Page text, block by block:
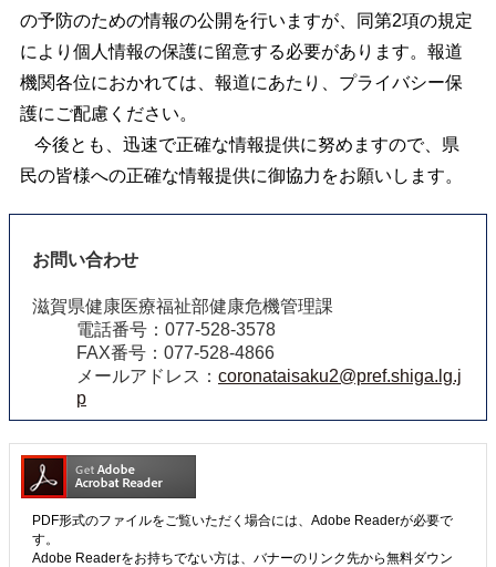
の予防のための情報の公開を行いますが、同第2項の規定
により個人情報の保護に留意する必要があります。報道
機関各位におかれては、報道にあたり、プライバシー保
護にご配慮ください。
今後とも、迅速で正確な情報提供に努めますので、県
民の皆様への正確な情報提供に御協力をお願いします。
お問い合わせ
滋賀県健康医療福祉部健康危機管理課
電話番号：077-528-3578
FAX番号：077-528-4866
メールアドレス： coronataisaku2@pref.shiga.lg.j
p
PDF形式のファイルをご覧いただく場合には、Adobe Readerが必要で
す。
Adobe Readerをお持ちでない方は、バナーのリンク先から無料ダウン